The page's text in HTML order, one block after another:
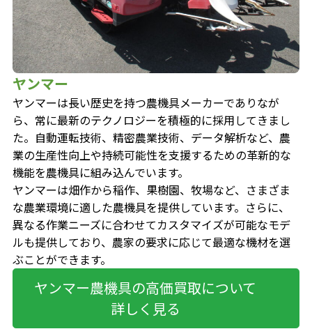
ヤンマー
ヤンマーは長い歴史を持つ農機具メーカーでありなが
ら、常に最新のテクノロジーを積極的に採用してきまし
た。自動運転技術、精密農業技術、データ解析など、農
業の生産性向上や持続可能性を支援するための革新的な
機能を農機具に組み込んでいます。
ヤンマーは畑作から稲作、果樹園、牧場など、さまざま
な農業環境に適した農機具を提供しています。さらに、
異なる作業ニーズに合わせてカスタマイズが可能なモデ
ルも提供しており、農家の要求に応じて最適な機材を選
ぶことができます。
ヤンマー農機具の高価買取について
詳しく見る